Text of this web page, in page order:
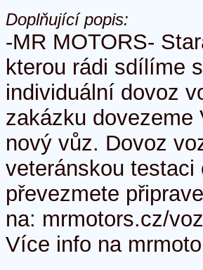
Doplňující popis:
-MR MOTORS-
kterou rádi sdílíme
individuální dovoz
zakázku dovezeme
nový vůz. Dovoz
veteránskou
převezmete
na: mrmotors.cz/
Více info na